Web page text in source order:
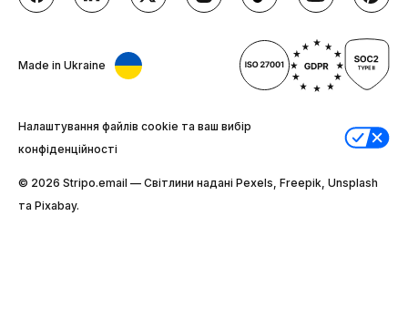
Made in Ukraine
Налаштування файлів cookie та ваш вибір
конфіденційності
© 2026 Stripо.email — Світлини надані Pexels, Freepik, Unsplash
та Pixabay.